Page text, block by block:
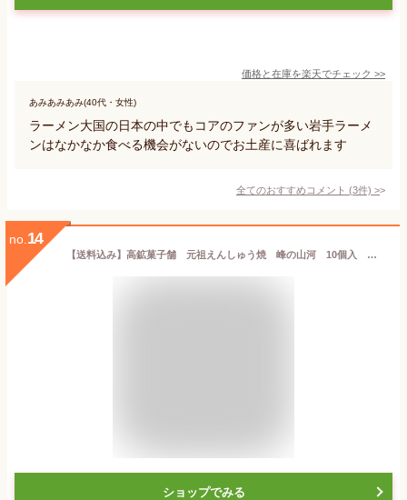
価格と在庫を楽天でチェック >>
あみあみあみ(40代・女性)
ラーメン大国の日本の中でもコアのファンが多い岩手ラーメ
ンはなかなか食べる機会がないのでお土産に喜ばれます
全てのおすすめコメント (3件) >
no. 14
【送料込み】高鉱菓子舗 元祖えんしゅう焼 峰の山河 10個入 岩手 産地直送 岩手県 岩手銘菓 和菓子 焼き菓子 黒ゴマ 黒ごま ご当地スイーツ お土産 お取り寄せ 老舗菓子店 ギフト
ショップでみる